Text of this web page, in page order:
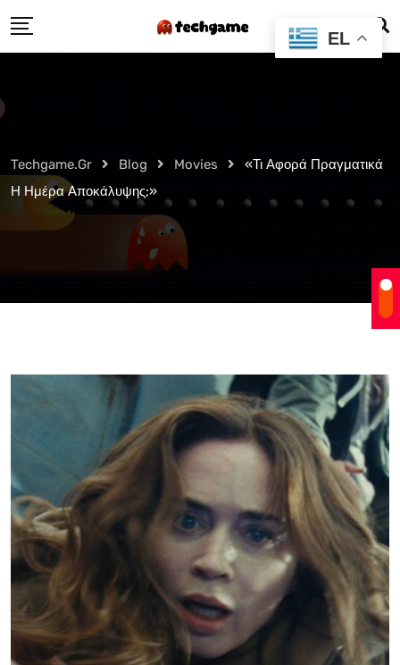
to
Techgame.gr Blog Movies
«Τι Αφορά Πραγματικά
Η Ημέρα Αποκάλυψης;»
EL